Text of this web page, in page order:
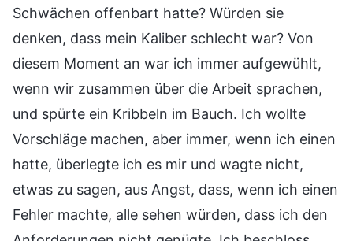
Schwächen offenbart hatte? Würden sie
denken, dass mein Kaliber schlecht war? Von
diesem Moment an war ich immer aufgewühlt,
wenn wir zusammen über die Arbeit sprachen,
und spürte ein Kribbeln im Bauch. Ich wollte
Vorschläge machen, aber immer, wenn ich einen
hatte, überlegte ich es mir und wagte nicht,
etwas zu sagen, aus Angst, dass, wenn ich einen
Fehler machte, alle sehen würden, dass ich den